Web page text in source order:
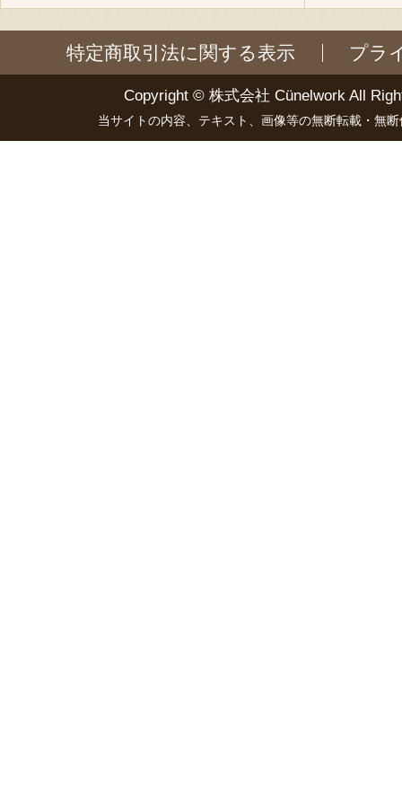
特定商取引法に関する表示 プラ
Copyright © 株式会社 Cünelwork All
当サイトの内容、テキスト、画像等の無断転載・無